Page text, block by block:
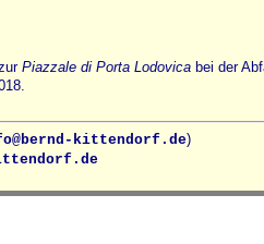
Piazzale di Porta Lodovica bei der
kittendorf.de)